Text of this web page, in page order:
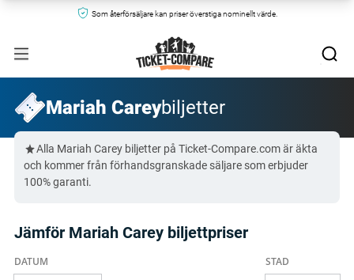
Som återförsäljare kan priser överstiga nominellt värde.
Mariah Careybiljetter
Alla Mariah Carey biljetter på Ticket-Compare.com är äkta
och kommer från förhandsgranskade säljare som erbjuder
100% garanti.
Jämför Mariah Carey biljettpriser